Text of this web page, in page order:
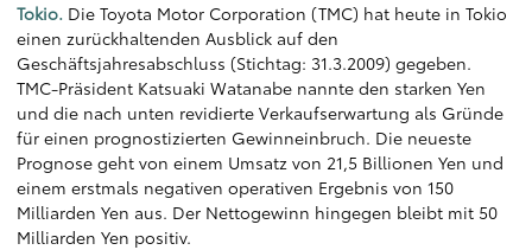
Tokio. Die Toyota Motor Corporation (TMC) hat heute in Tokio
einen zurückhaltenden Ausblick auf den
Geschäftsjahresabschluss (Stichtag: 31.3.2009) gegeben.
TMC-Präsident Katsuaki Watanabe nannte den starken Yen
und die nach unten revidierte Verkaufserwartung als Gründe
für einen prognostizierten Gewinneinbruch. Die neueste
Prognose geht von einem Umsatz von 21,5 Billionen Yen und
einem erstmals negativen operativen Ergebnis von 150
Milliarden Yen aus. Der Nettogewinn hingegen bleibt mit 50
Milliarden Yen positiv.